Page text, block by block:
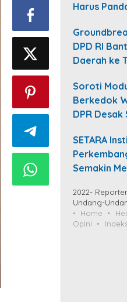
Harus
DPD RI
Daerah ke
Soroti
Berkedok
DPR
SETARA
Semakin
2022-
Undang-
Home
Opini